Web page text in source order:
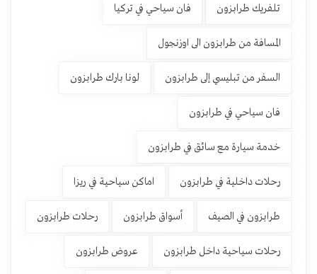
تلفريك طرابزون فان سياحي في تركيا
المسافة من طرابزون الى اوزنجول
السفر من تبليسي إلى طرابزون لونا بارك طرابزون
فان سياحي في طرابزون
خدمة سيارة مع سائق في طرابزون
رحلات داخلية في طرابزون اماكن سياحية في ريزا
طرابزون في الصيف أسواق طرابزون رحلات طرابزون
رحلات سياحية داخل طرابزون عروض طرابزون